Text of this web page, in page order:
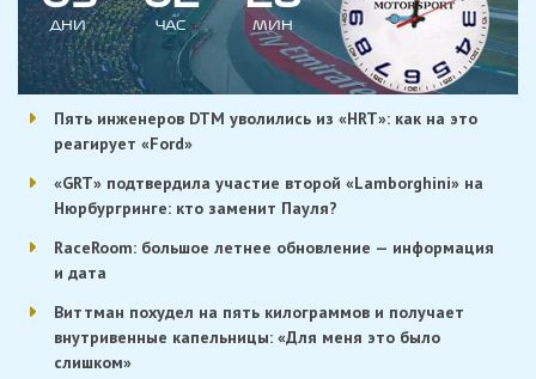
ДНИ ЧАС МИН
Пять инженеров DTM уволились из «HRT»: как на это
реагирует «Ford»
«GRT» подтвердила участие второй «Lamborghini» на
Нюрбургринге: кто заменит Пауля?
RaceRoom: большое летнее обновление — информация
и дата
Виттман похудел на пять килограммов и получает
внутривенные капельницы: «Для меня это было
слишком»